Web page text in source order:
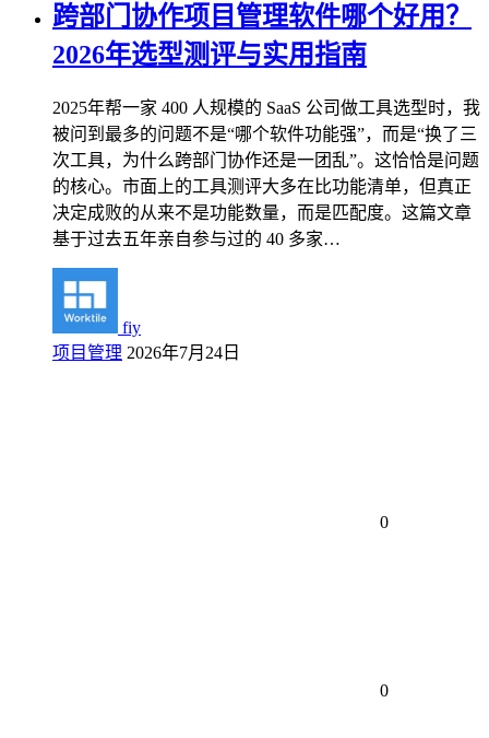
跨部门协作项目管理软件哪个好用？
2026年选型测评与实用指南
2025年帮一家 400 人规模的 SaaS 公司做工具选型时，我
被问到最多的问题不是“哪个软件功能强”，而是“换了三
次工具，为什么跨部门协作还是一团乱”。这恰恰是问题
的核心。市面上的工具测评大多在比功能清单，但真正
决定成败的从来不是功能数量，而是匹配度。这篇文章
基于过去五年亲自参与过的 40 多家…
fiy
项目管理 2026年7月24日
0
0